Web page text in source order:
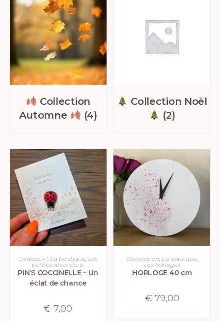
Collection
Automne
(4)
Collection Noël
(2)
AJOUTER AU PANIER
Cadeaux !, La boutique, Les
petites attentions
PIN’S COCCINELLE – Un
éclat de chance
€ 7,00
CHOIX DES OPTIONS
Décoration, La boutique,
Les horloges
HORLOGE 40 cm
€ 79,00